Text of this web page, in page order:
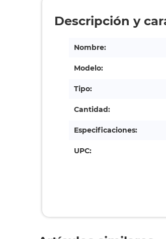
Descripción y
Nombre:
Modelo:
Tipo:
Cantidad:
Especificaciones:
UPC: